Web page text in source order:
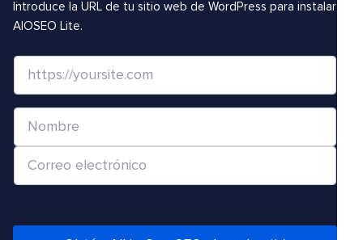
Introduce la URL de tu sitio web de WordPress para instalar
AIOSEO Lite.
i
t
o
o
b
e
o
r